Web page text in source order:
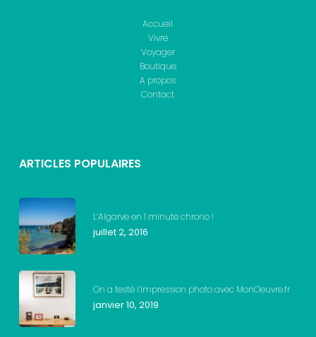
Accueil
Vivre
Voyager
Boutique
A propos
Contact
ARTICLES POPULAIRES
L’Algarve en 1 minute chrono !
juillet 2, 2016
On a testé l’impression photo avec MonOeuvre.fr
janvier 10, 2019